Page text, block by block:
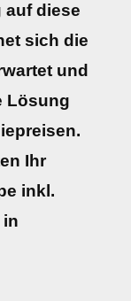
auf diese
sich die
und
Lösung
Ihr
inkl.
in